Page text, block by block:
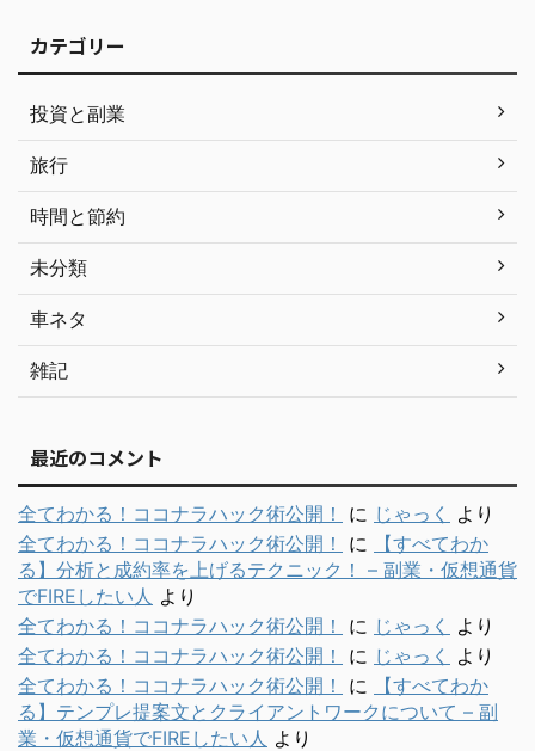
カテゴリー
投資と副業
旅行
時間と節約
未分類
車ネタ
雑記
最近のコメント
全てわかる！ココナラハック術公開！ に じゃっく
より
全てわかる！ココナラハック術公開！
に
【すべてわか
る】分析と成約率を上げるテクニック！ – 副業・仮想通貨
でFIREしたい人 より
全てわかる！ココナラハック術公開！
に じゃっく
より
全てわかる！ココナラハック術公開！
に じゃっく
より
全てわかる！ココナラハック術公開！
に
【すべてわか
る】テンプレ提案文とクライアントワークについて – 副
業・仮想通貨でFIREしたい人 より